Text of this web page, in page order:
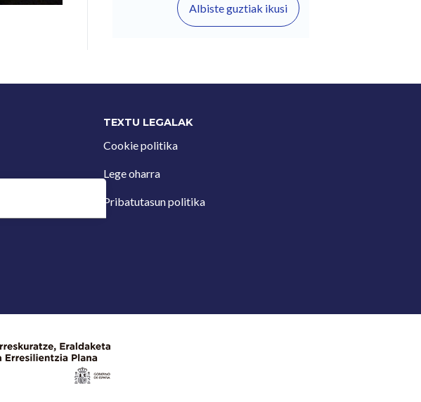
Albiste guztiak ikusi
TEXTU LEGALAK
Cookie politika
Lege oharra
Pribatutasun politika